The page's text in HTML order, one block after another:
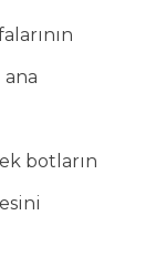
ana
botların